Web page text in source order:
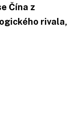
Čína z
rivala,